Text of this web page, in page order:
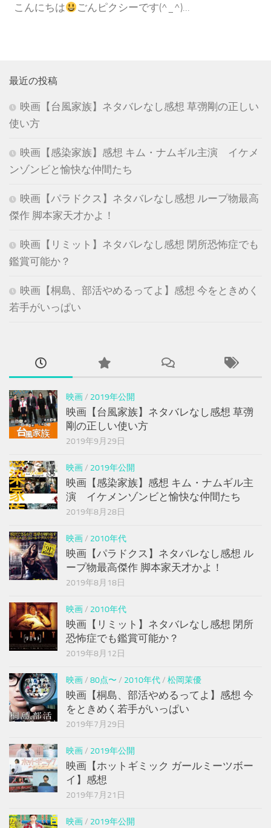
こんにちは ごんピクシーです(^_^)...
最近の投稿
映画【台風家族】ネタバレなし感想 草彅剛の正しい
使い方
映画【感染家族】感想 キム・ナムギル主演 イケメ
ンゾンビと愉快な仲間たち
映画【パラドクス】ネタバレなし感想 ループ物最高
傑作 脚本家天才かよ！
映画【リミット】ネタバレなし感想 閉所恐怖症でも
鑑賞可能か？
映画【桐島、部活やめるってよ】感想 今をときめく
若手がいっぱい
映画/ 2019年公開
映画【台風家族】ネタバレなし感想 草彅
剛の正しい使い方
2019年9月29日
映画/ 2019年公開
映画【感染家族】感想 キム・ナムギル主
演 イケメンゾンビと愉快な仲間たち
2019年8月28日
映画/ 2010年代
映画【パラドクス】ネタバレなし感想 ル
ープ物最高傑作 脚本家天才かよ！
2019年8月18日
映画/ 2010年代
映画【リミット】ネタバレなし感想 閉所
恐怖症でも鑑賞可能か？
2019年8月12日
映画/ 80点〜 / 2010年代/ 松岡茉優
映画【桐島、部活やめるってよ】感想 今
をときめく若手がいっぱい
2019年7月29日
映画/ 2019年公開
映画【ホットギミック ガールミーツボー
イ】感想
2019年7月21日
映画/ 2019年公開